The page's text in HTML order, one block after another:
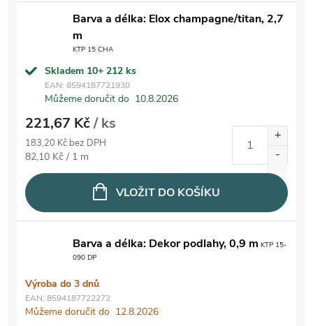
Barva a délka: Elox champagne/titan, 2,7
m
KTP 15 CHA
Skladem 10+ 212 ks
EAN: 8594187721930
Můžeme doručit do 10.8.2026
221,67 Kč/ ks
183,20 Kč bez DPH
Měrná cena:
82,10 Kč / 1 m
VLOŽIT DO KOŠÍKU
Barva a délka: Dekor podlahy, 0,9 m KTP 15-
090 DP
Výroba do 3 dnů
EAN: 8594187722272
Můžeme doručit do 12.8.2026